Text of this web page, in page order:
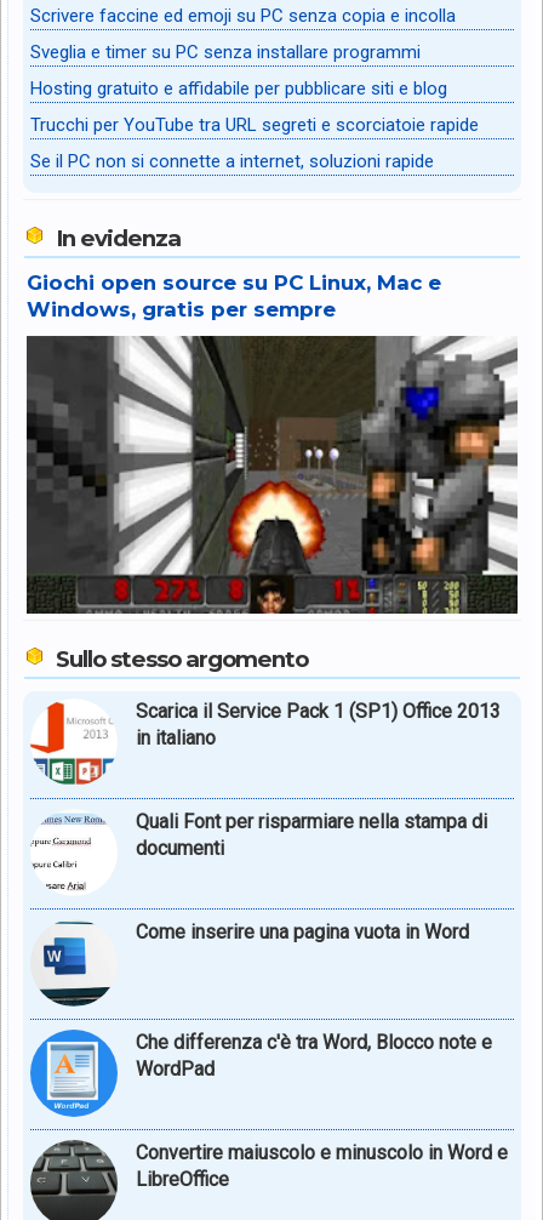
Scrivere faccine ed emoji su PC senza copia e incolla
Sveglia e timer su PC senza installare programmi
Hosting gratuito e affidabile per pubblicare siti e blog
Trucchi per YouTube tra URL segreti e scorciatoie rapide
Se il PC non si connette a internet, soluzioni rapide
In evidenza
Giochi open source su PC Linux, Mac e
Windows, gratis per sempre
Sullo stesso argomento
Scarica il Service Pack 1 (SP1) Office 2013
in italiano
Quali Font per risparmiare nella stampa di
documenti
Come inserire una pagina vuota in Word
Che differenza c'è tra Word, Blocco note e
WordPad
Convertire maiuscolo e minuscolo in Word e
LibreOffice